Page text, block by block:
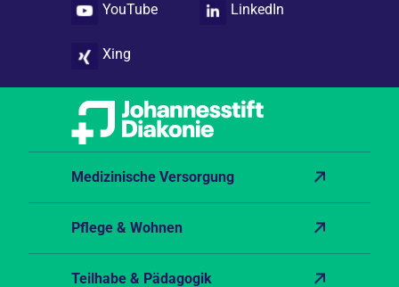
YouTube LinkedIn
Xing
Medizinische Versorgung
Pflege & Wohnen
Teilhabe & Pädagogik